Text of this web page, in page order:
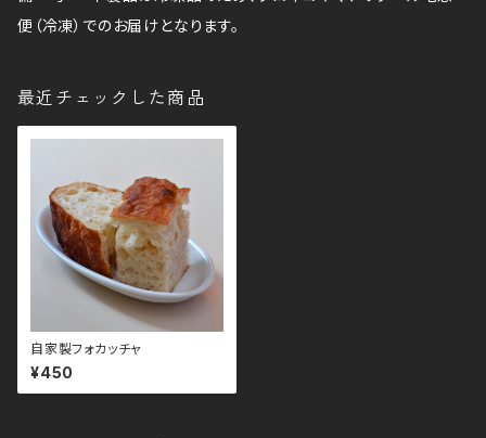
便（冷凍）でのお届けとなります。
最近チェックした商品
自家製フォカッチャ
¥450